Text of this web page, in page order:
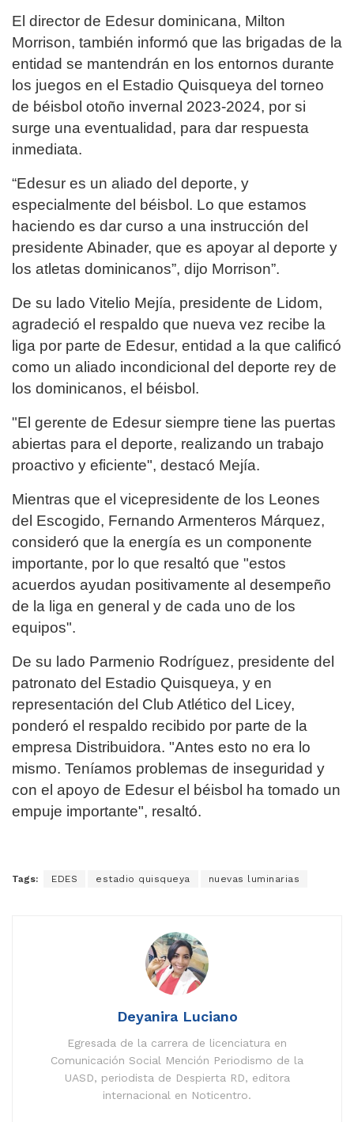
El director de Edesur dominicana, Milton
Morrison, también informó que las brigadas de la
entidad se mantendrán en los entornos durante
los juegos en el Estadio Quisqueya del torneo
de béisbol otoño invernal 2023-2024, por si
surge una eventualidad, para dar respuesta
inmediata.
“Edesur es un aliado del deporte, y
especialmente del béisbol. Lo que estamos
haciendo es dar curso a una instrucción del
presidente Abinader, que es apoyar al deporte y
los atletas dominicanos”, dijo Morrison”.
De su lado Vitelio Mejía, presidente de Lidom,
agradeció el respaldo que nueva vez recibe la
liga por parte de Edesur, entidad a la que calificó
como un aliado incondicional del deporte rey de
los dominicanos, el béisbol.
"El gerente de Edesur siempre tiene las puertas
abiertas para el deporte, realizando un trabajo
proactivo y eficiente", destacó Mejía.
Mientras que el vicepresidente de los Leones
del Escogido, Fernando Armenteros Márquez,
consideró que la energía es un componente
importante, por lo que resaltó que "estos
acuerdos ayudan positivamente al desempeño
de la liga en general y de cada uno de los
equipos".
De su lado Parmenio Rodríguez, presidente del
patronato del Estadio Quisqueya, y en
representación del Club Atlético del Licey,
ponderó el respaldo recibido por parte de la
empresa Distribuidora. "Antes esto no era lo
mismo. Teníamos problemas de inseguridad y
con el apoyo de Edesur el béisbol ha tomado un
empuje importante", resaltó.
Tags: EDES estadio quisqueya nuevas luminarias
Deyanira Luciano
Egresada de la carrera de licenciatura en
Comunicación Social Mención Periodismo de la
UASD, periodista de Despierta RD, editora
internacional en Noticentro.